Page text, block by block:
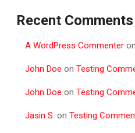
Recent Comments
A WordPress Commenter on
John Doe on Testing
John Doe on Testing
Jasin S. on Testing